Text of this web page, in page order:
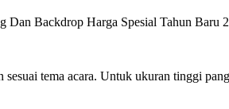
Backdrop Harga Spesial Tahun Baru
sesuai tema acara. Untuk ukuran tinggi